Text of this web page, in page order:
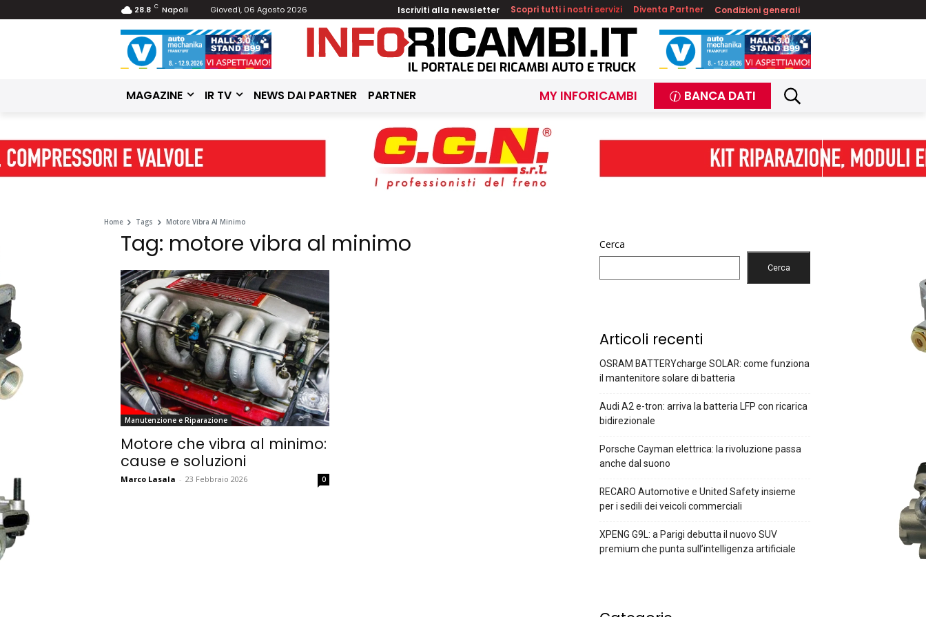
28.8 C Napoli Giovedì, 06 Agosto 2026 Iscriviti alla newsletter Scopri tutti i nostri servizi Diventa Partner Condizioni generali
MAGAZINE IR TV NEWS DAI PARTNER PARTNER MY INFORICAMBI BANCA DATI
Home Tags Motore Vibra Al Minimo
Tag: motore vibra al minimo
Manutenzione e Riparazione
Motore che vibra al minimo:
cause e soluzioni
Marco Lasala - 23 Febbraio 2026 0
Cerca
Cerca
Articoli recenti
OSRAM BATTERYcharge SOLAR: come funziona
il mantenitore solare di batteria
Audi A2 e-tron: arriva la batteria LFP con ricarica
bidirezionale
Porsche Cayman elettrica: la rivoluzione passa
anche dal suono
RECARO Automotive e United Safety insieme
per i sedili dei veicoli commerciali
XPENG G9L: a Parigi debutta il nuovo SUV
premium che punta sull’intelligenza artificiale